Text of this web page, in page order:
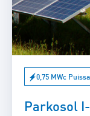
0,75 MWc
Parkosol